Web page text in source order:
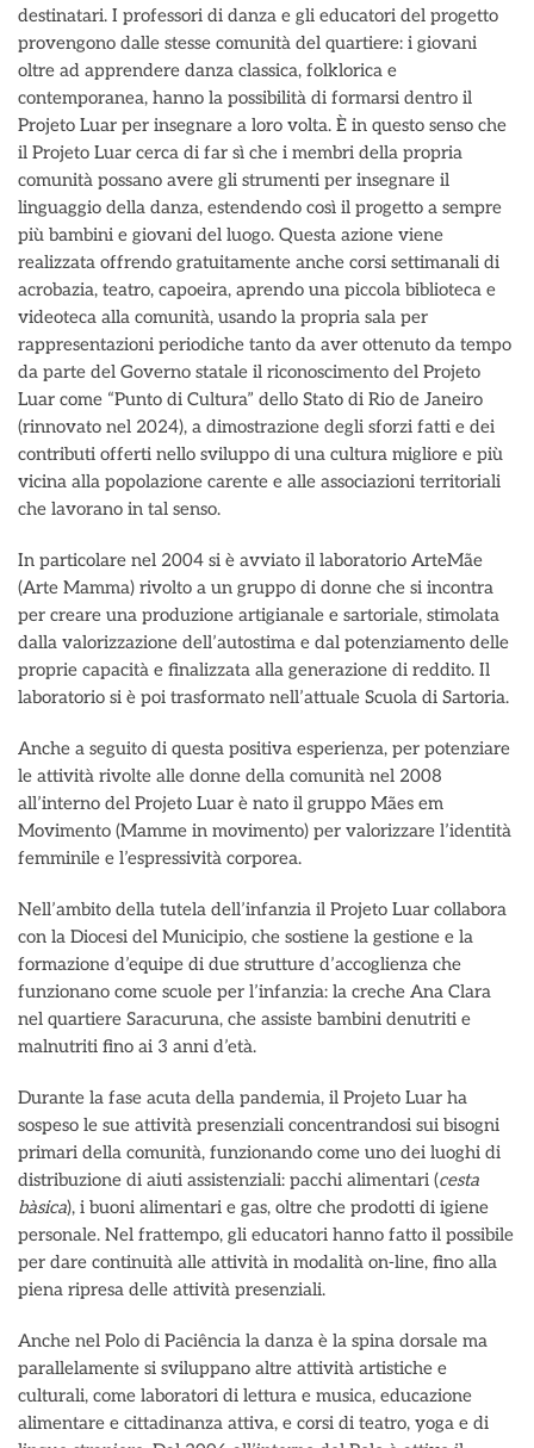
destinatari. I professori di danza e gli educatori del progetto
provengono dalle stesse comunità del quartiere: i giovani
oltre ad apprendere danza classica, folklorica e
contemporanea, hanno la possibilità di formarsi dentro il
Projeto Luar per insegnare a loro volta. È in questo senso che
il Projeto Luar cerca di far sì che i membri della propria
comunità possano avere gli strumenti per insegnare il
linguaggio della danza, estendendo così il progetto a sempre
più bambini e giovani del luogo. Questa azione viene
realizzata offrendo gratuitamente anche corsi settimanali di
acrobazia, teatro, capoeira, aprendo una piccola biblioteca e
videoteca alla comunità, usando la propria sala per
rappresentazioni periodiche tanto da aver ottenuto da tempo
da parte del Governo statale il riconoscimento del Projeto
Luar come “Punto di Cultura” dello Stato di Rio de Janeiro
(rinnovato nel 2024), a dimostrazione degli sforzi fatti e dei
contributi offerti nello sviluppo di una cultura migliore e più
vicina alla popolazione carente e alle associazioni territoriali
che lavorano in tal senso.
In particolare nel 2004 si è avviato il laboratorio ArteMãe
(Arte Mamma) rivolto a un gruppo di donne che si incontra
per creare una produzione artigianale e sartoriale, stimolata
dalla valorizzazione dell’autostima e dal potenziamento delle
proprie capacità e finalizzata alla generazione di reddito. Il
laboratorio si è poi trasformato nell’attuale Scuola di Sartoria.
Anche a seguito di questa positiva esperienza, per potenziare
le attività rivolte alle donne della comunità nel 2008
all’interno del Projeto Luar è nato il gruppo Mães em
Movimento (Mamme in movimento) per valorizzare l’identità
femminile e l’espressività corporea.
Nell’ambito della tutela dell’infanzia il Projeto Luar collabora
con la Diocesi del Municipio, che sostiene la gestione e la
formazione d’equipe di due strutture d’accoglienza che
funzionano come scuole per l’infanzia: la creche Ana Clara
nel quartiere Saracuruna, che assiste bambini denutriti e
malnutriti fino ai 3 anni d’età.
Durante la fase acuta della pandemia, il Projeto Luar ha
sospeso le sue attività presenziali concentrandosi sui bisogni
primari della comunità, funzionando come uno dei luoghi di
distribuzione di aiuti assistenziali: pacchi alimentari (cesta
bàsica), i buoni alimentari e gas, oltre che prodotti di igiene
personale. Nel frattempo, gli educatori hanno fatto il possibile
per dare continuità alle attività in modalità on-line, fino alla
piena ripresa delle attività presenziali.
Anche nel Polo di Paciência la danza è la spina dorsale ma
parallelamente si sviluppano altre attività artistiche e
culturali, come laboratori di lettura e musica, educazione
alimentare e cittadinanza attiva, e corsi di teatro, yoga e di